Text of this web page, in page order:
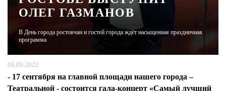
ЖУРНАЛ
ОЛЕГ ГАЗМАНОВ
В День города ростовчан и гостей города ждёт насыщенная праздничная
программа
06.09.2022
- 17 сентября на главной площади нашего города –
Театральной - состоится гала-концерт «Самый лучший